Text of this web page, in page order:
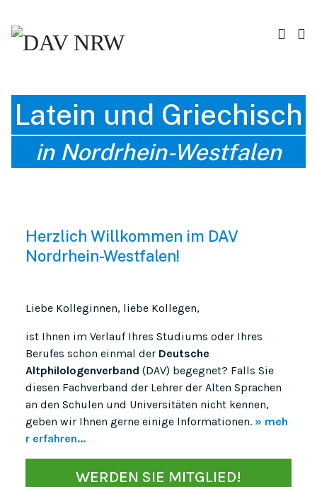
Latein und Griechisch
in Nordrhein-Westfalen
Herzlich Willkommen im DAV
Nordrhein-Westfalen!
Liebe Kolleginnen, liebe Kollegen,
ist Ihnen im Verlauf Ihres Studiums oder Ihres
Berufes schon einmal der Deutsche
Altphilologenverband (DAV) begegnet? Falls Sie
diesen Fachverband der Lehrer der Alten Sprachen
an den Schulen und Universitäten nicht kennen,
geben wir Ihnen gerne einige Informationen. » meh
r erfahren...
WERDEN SIE MITGLIED!